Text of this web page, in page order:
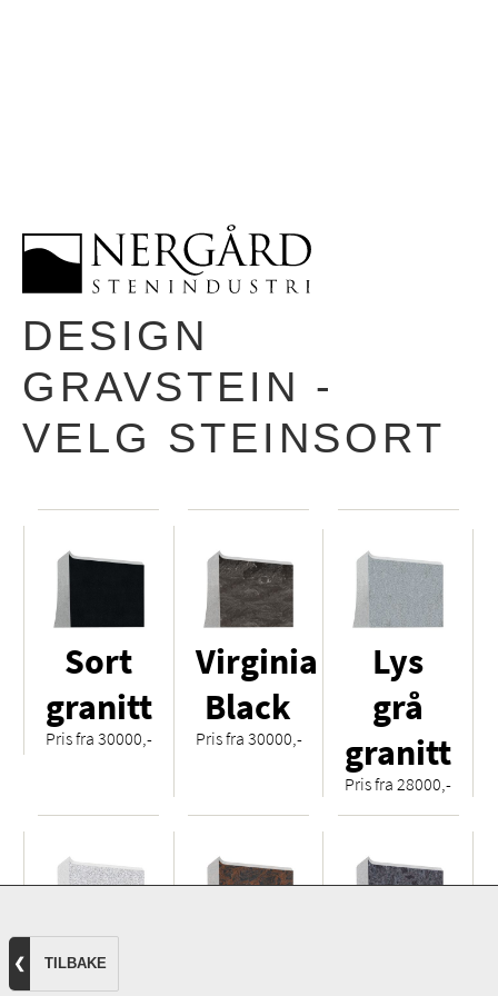
DESIGN
GRAVSTEIN -
VELG STEINSORT
Sort
granitt
Pris fra 30000,-
Virginia
Black
Pris fra 30000,-
Lys
grå
granitt
Pris fra 28000,-
Hvit
❮ TILBAKE